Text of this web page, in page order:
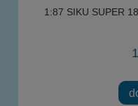
1:87 SIKU SUPER